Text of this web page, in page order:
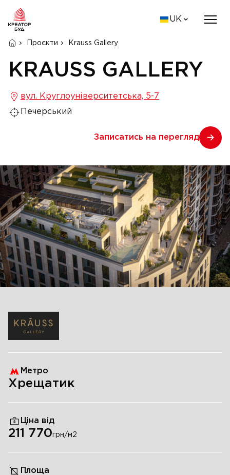
UK
Проєкти Krauss Gallery
KRAUSS GALLERY
вул. Круглоуніверситетська, 5-7
Печерський
Записатись на перегляд
Метро
Хрещатик
Ціна від
211 770грн/м2
Площа